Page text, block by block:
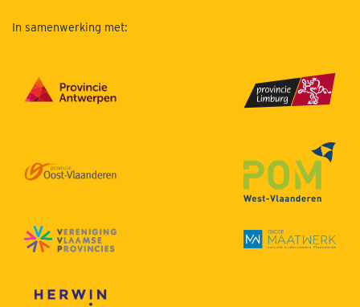
In samenwerking met: